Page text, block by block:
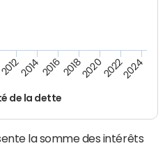
de la dette
2012201420162018202020222024
la somme des intérêts